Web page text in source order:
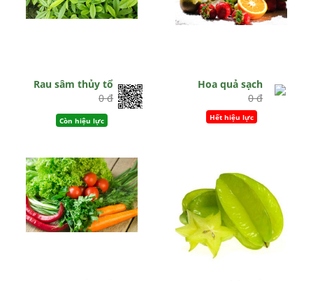
Rau sâm thủy tổ
0 đ
Còn hiệu lực
Hoa quả sạch
0 đ
Hết hiệu lực